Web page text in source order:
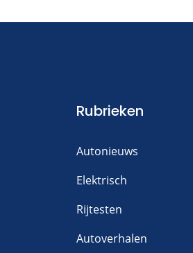
Rubrieken
Autonieuws
Elektrisch
Rijtesten
Autoverhalen